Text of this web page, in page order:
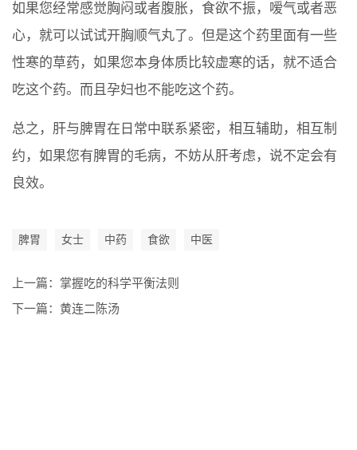
如果您经常感觉胸闷或者腹胀，食欲不振，嗳气或者恶
心，就可以试试开胸顺气丸了。但是这个药里面有一些
性寒的草药，如果您本身体质比较虚寒的话，就不适合
吃这个药。而且孕妇也不能吃这个药。
总之，肝与脾胃在日常中联系紧密，相互辅助，相互制
约，如果您有脾胃的毛病，不妨从肝考虑，说不定会有
良效。
脾胃 女士 中药 食欲 中医
上一篇： 掌握吃的科学平衡法则
下一篇： 黄连二陈汤